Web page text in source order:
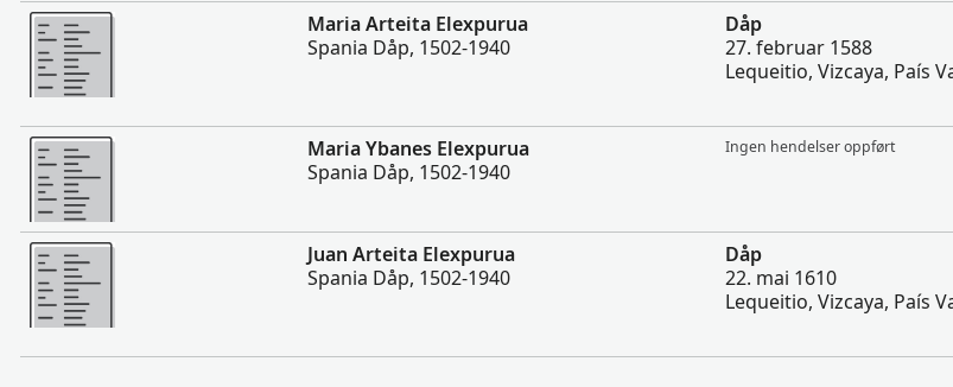
Flere
Maria Arteita Elexpurua
Spania Dåp, 1502-1940
Dåp
27. februar 1588
Lequeitio, Vizcaya, País
Flere
Maria Ybanes Elexpurua
Spania Dåp, 1502-1940
Ingen hendelser oppført
Flere
Juan Arteita Elexpurua
Spania Dåp, 1502-1940
Dåp
22. mai 1610
Lequeitio, Vizcaya, País